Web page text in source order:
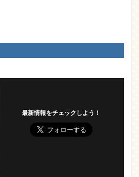
最新情報をチェックしよう！